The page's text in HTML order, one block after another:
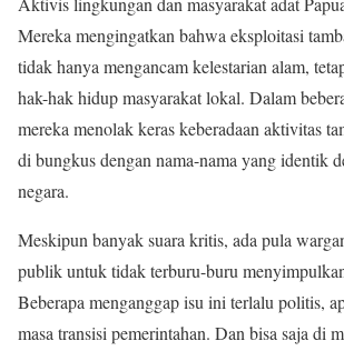
Mereka mengingatkan bahwa eksploitasi
tidak hanya mengancam kelestarian alam,
hak-hak hidup masyarakat lokal. Dalam
mereka menolak keras keberadaan aktivitas
di bungkus dengan nama-nama yang identik
negara.
Meskipun banyak suara kritis, ada pula
publik untuk tidak terburu-buru
Beberapa menganggap isu ini terlalu politis,
masa transisi pemerintahan. Dan bisa saja di